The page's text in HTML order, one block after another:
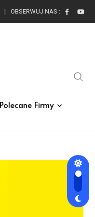
OBSERWUJ NAS :
Polecane Firmy